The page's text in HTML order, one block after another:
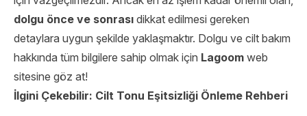
dolgu önce ve sonrası dikkat edilmesi gereken
detaylara uygun şekilde yaklaşmaktır. Dolgu ve cilt bakım
hakkında tüm bilgilere sahip olmak için Lagoom web
sitesine göz at!
İlgini Çekebilir: Cilt Tonu Eşitsizliği Önleme Rehberi